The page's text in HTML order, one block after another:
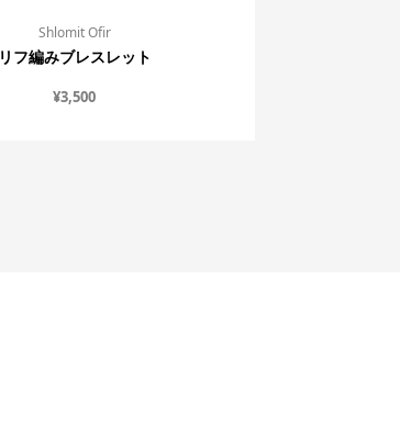
Shlomit Ofir
リフ編みブレスレット
¥3,500